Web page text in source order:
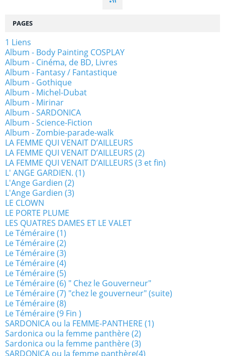
PAGES
1 Liens
Album - Body Painting COSPLAY
Album - Cinéma, de BD, Livres
Album - Fantasy / Fantastique
Album - Gothique
Album - Michel-Dubat
Album - Mirinar
Album - SARDONICA
Album - Science-Fiction
Album - Zombie-parade-walk
LA FEMME QUI VENAIT D’AILLEURS
LA FEMME QUI VENAIT D’AILLEURS (2)
LA FEMME QUI VENAIT D’AILLEURS (3 et fin)
L' ANGE GARDIEN. (1)
L'Ange Gardien (2)
L'Ange Gardien (3)
LE CLOWN
LE PORTE PLUME
LES QUATRES DAMES ET LE VALET
Le Téméraire (1)
Le Téméraire (2)
Le Téméraire (3)
Le Téméraire (4)
Le Téméraire (5)
Le Téméraire (6) " Chez le Gouverneur"
Le Téméraire (7) "chez le gouverneur" (suite)
Le Téméraire (8)
Le Téméraire (9 Fin )
SARDONICA ou la FEMME-PANTHERE (1)
Sardonica ou la femme panthère (2)
Sardonica ou la femme panthère (3)
SARDONICA ou la femme panthère(4)